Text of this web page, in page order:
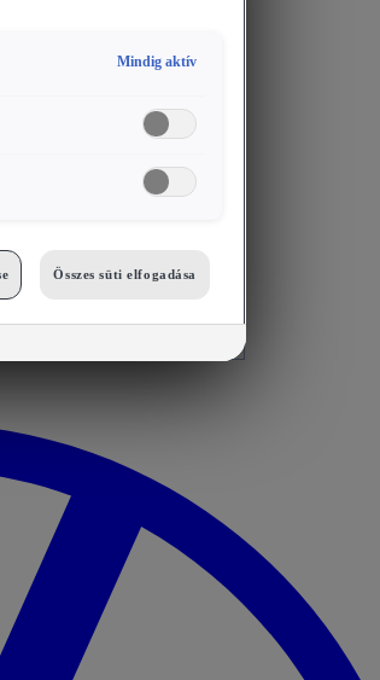
Mindig aktív
Összes süti elfogadása